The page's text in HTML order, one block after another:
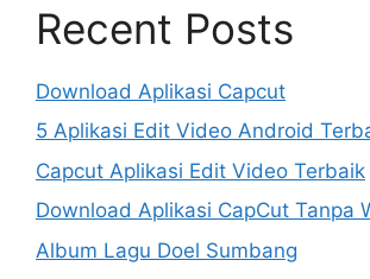
Recent Posts
Download Aplikasi Capcut
5 Aplikasi Edit Video Android
Capcut Aplikasi Edit Video Terbaik
Download Aplikasi CapCut Tanpa
Album Lagu Doel Sumbang